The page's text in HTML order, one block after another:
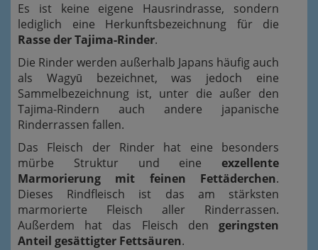
Es ist keine eigene Hausrindrasse, sondern
lediglich eine Herkunftsbezeichnung für die
Rasse der Tajima-Rinder.
Die Rinder werden außerhalb Japans häufig auch
als Wagyū bezeichnet, was jedoch eine
Sammelbezeichnung ist, unter die außer den
Tajima-Rindern auch andere japanische
Rinderrassen fallen.
Das Fleisch der Rinder hat eine besonders
mürbe Struktur und eine exzellente
Marmorierung mit feinen Fettäderchen.
Dieses Rindfleisch ist das am stärksten
marmorierte Fleisch aller Rinderrassen.
Außerdem hat das Fleisch den geringsten
Anteil gesättigter Fettsäuren.